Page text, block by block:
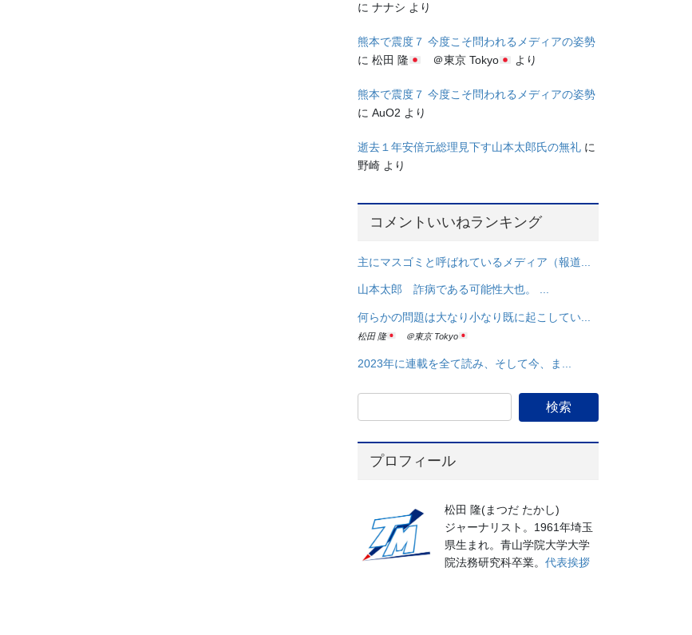
にナナシ より
熊本で震度７ 今度こそ問われるメディアの姿勢
に松田 隆 ＠東京 Tokyo より
熊本で震度７ 今度こそ問われるメディアの姿勢
にAuO2 より
逝去１年安倍元総理見下す山本太郎氏の無礼 に
野崎 より
コメントいいねランキング
主にマスゴミと呼ばれているメディア（報道...
山本太郎 詐病である可能性大也。 ...
何らかの問題は大なり小なり既に起こしてい...
松田 隆 ＠東京 Tokyo
2023年に連載を全て読み、そして今、ま...
プロフィール
松田 隆(まつだ たかし)
ジャーナリスト。1961年埼玉
県生まれ。青山学院大学大学
院法務研究科卒業。代表挨拶